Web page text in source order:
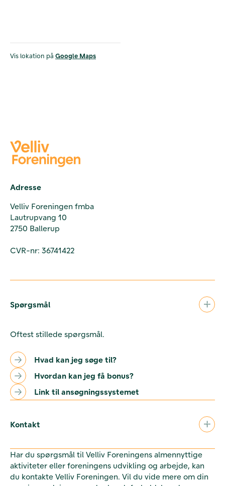
Vis lokation på Google Maps
Adresse
Velliv Foreningen fmba
Lautrupvang 10
2750 Ballerup
CVR-nr: 36741422
Spørgsmål
Oftest stillede spørgsmål.
Hvad kan jeg søge til?
Hvordan kan jeg få bonus?
Link til ansøgningssystemet
Kontakt
Har du spørgsmål til Velliv Foreningens almennyttige
aktiviteter eller foreningens udvikling og arbejde, kan
du kontakte Velliv Foreningen. Vil du vide mere om din